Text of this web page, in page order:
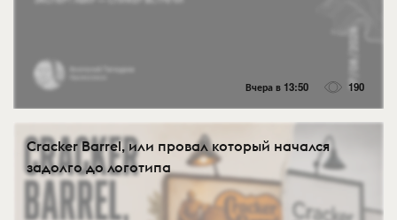
Вчера в 13:50 190
Cracker Barrel, или провал который начался
задолго до логотипа